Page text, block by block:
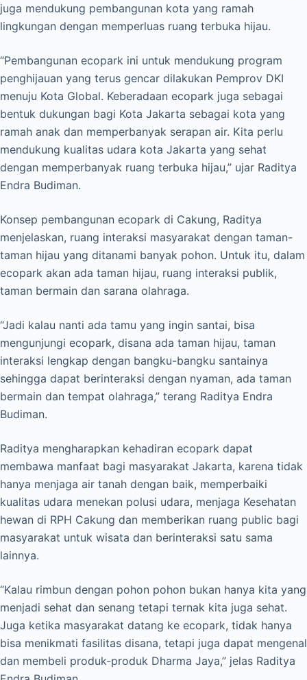
juga mendukung pembangunan kota yang ramah
lingkungan dengan memperluas ruang terbuka hijau.
“Pembangunan ecopark ini untuk mendukung program
penghijauan yang terus gencar dilakukan Pemprov DKI
menuju Kota Global. Keberadaan ecopark juga sebagai
bentuk dukungan bagi Kota Jakarta sebagai kota yang
ramah anak dan memperbanyak serapan air. Kita perlu
mendukung kualitas udara kota Jakarta yang sehat
dengan memperbanyak ruang terbuka hijau,” ujar Raditya
Endra Budiman.
Konsep pembangunan ecopark di Cakung, Raditya
menjelaskan, ruang interaksi masyarakat dengan taman-
taman hijau yang ditanami banyak pohon. Untuk itu, dalam
ecopark akan ada taman hijau, ruang interaksi publik,
taman bermain dan sarana olahraga.
“Jadi kalau nanti ada tamu yang ingin santai, bisa
mengunjungi ecopark, disana ada taman hijau, taman
interaksi lengkap dengan bangku-bangku santainya
sehingga dapat berinteraksi dengan nyaman, ada taman
bermain dan tempat olahraga,” terang Raditya Endra
Budiman.
Raditya mengharapkan kehadiran ecopark dapat
membawa manfaat bagi masyarakat Jakarta, karena tidak
hanya menjaga air tanah dengan baik, memperbaiki
kualitas udara menekan polusi udara, menjaga Kesehatan
hewan di RPH Cakung dan memberikan ruang public bagi
masyarakat untuk wisata dan berinteraksi satu sama
lainnya.
“Kalau rimbun dengan pohon pohon bukan hanya kita yang
menjadi sehat dan senang tetapi ternak kita juga sehat.
Juga ketika masyarakat datang ke ecopark, tidak hanya
bisa menikmati fasilitas disana, tetapi juga dapat mengenal
dan membeli produk-produk Dharma Jaya,” jelas Raditya